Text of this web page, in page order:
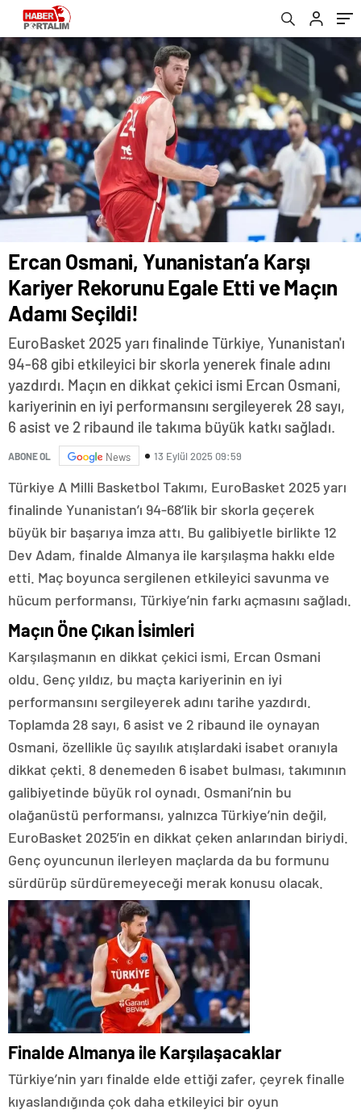
Ercan Osmani, Yunanistan’a Karşı
Kariyer Rekorunu Egale Etti ve Maçın
Adamı Seçildi!
EuroBasket 2025 yarı finalinde Türkiye, Yunanistan'ı
94-68 gibi etkileyici bir skorla yenerek finale adını
yazdırdı. Maçın en dikkat çekici ismi Ercan Osmani,
kariyerinin en iyi performansını sergileyerek 28 sayı,
6 asist ve 2 ribaund ile takıma büyük katkı sağladı.
ABONE OL News 13 Eylül 2025 09:59
Türkiye A Milli Basketbol Takımı, EuroBasket 2025 yarı
finalinde Yunanistan’ı 94-68’lik bir skorla geçerek
büyük bir başarıya imza attı. Bu galibiyetle birlikte 12
Dev Adam, finalde Almanya ile karşılaşma hakkı elde
etti. Maç boyunca sergilenen etkileyici savunma ve
hücum performansı, Türkiye’nin farkı açmasını sağladı.
Maçın Öne Çıkan İsimleri
Karşılaşmanın en dikkat çekici ismi, Ercan Osmani
oldu. Genç yıldız, bu maçta kariyerinin en iyi
performansını sergileyerek adını tarihe yazdırdı.
Toplamda 28 sayı, 6 asist ve 2 ribaund ile oynayan
Osmani, özellikle üç sayılık atışlardaki isabet oranıyla
dikkat çekti. 8 denemeden 6 isabet bulması, takımının
galibiyetinde büyük rol oynadı. Osmani’nin bu
olağanüstü performansı, yalnızca Türkiye’nin değil,
EuroBasket 2025’in en dikkat çeken anlarından biriydi.
Genç oyuncunun ilerleyen maçlarda da bu formunu
sürdürüp sürdüremeyeceği merak konusu olacak.
Finalde Almanya ile Karşılaşacaklar
Türkiye’nin yarı finalde elde ettiği zafer, çeyrek finalle
kıyaslandığında çok daha etkileyici bir oyun